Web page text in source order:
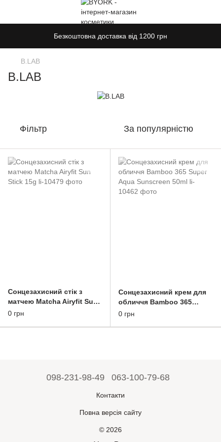
Безкоштовна доставка від 1200 грн
B.LAB
B.LAB
Фільтр За популярністю
Сонцезахисний стік з
матчею Matcha Airyfit Sun
Stick 15g
0 грн
Сонцезахисний крем для
обличчя Bamboo 365
Super Aqua Sunscreen 50ml
0 грн
098-231-98-49 063-100-79-68
Контакти
Повна версія сайту
© 2026